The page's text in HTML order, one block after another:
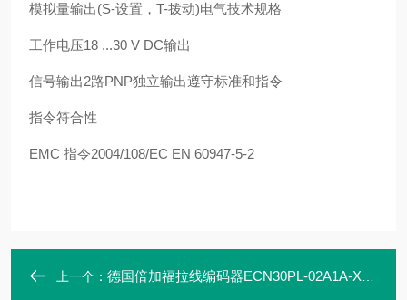
模拟量输出(S-设置，T-拨动)电气技术规格
工作电压18 ...30 V DC输出
信号输出2路PNP独立输出遵守标准和指令
指令符合性
EMC 指令2004/108/EC EN 60947-5-2
上一个： 德国倍加福拉线编码器ECN30PL-02A1A-X2:NN